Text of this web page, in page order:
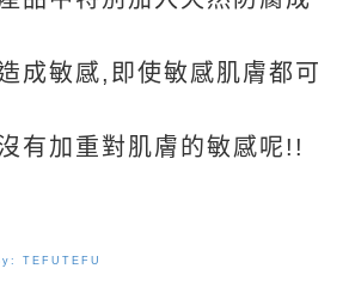
成敏感,即使敏感肌膚都可
有加重對肌膚的敏感呢!!
TEFUTEFU